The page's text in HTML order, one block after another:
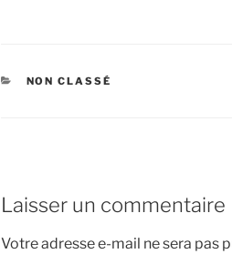
CATÉGORIES
NON CLASSÉ
Laisser un commentaire
Votre adresse e-mail ne sera pas